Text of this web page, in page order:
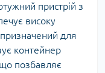
пристрій з
високу
для
контейнер
позбавляє